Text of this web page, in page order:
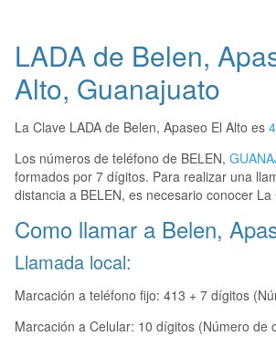
LADA de Belen,
Alto, Guanajuato
La Clave LADA de Belen, Apaseo El Alto es
Los números de teléfono de BELEN,
formados por 7 dígitos. Para realizar una
distancia a BELEN, es necesario conocer La
Como llamar a Belen,
Llamada local:
Marcación a teléfono fijo: 413 + 7 dígitos
Marcación a Celular: 10 dígitos (Número de